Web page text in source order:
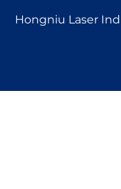
Hongniu Laser